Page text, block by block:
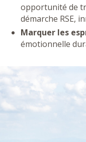
opportunité de
démarche RSE,
Marquer les
émotionnelle